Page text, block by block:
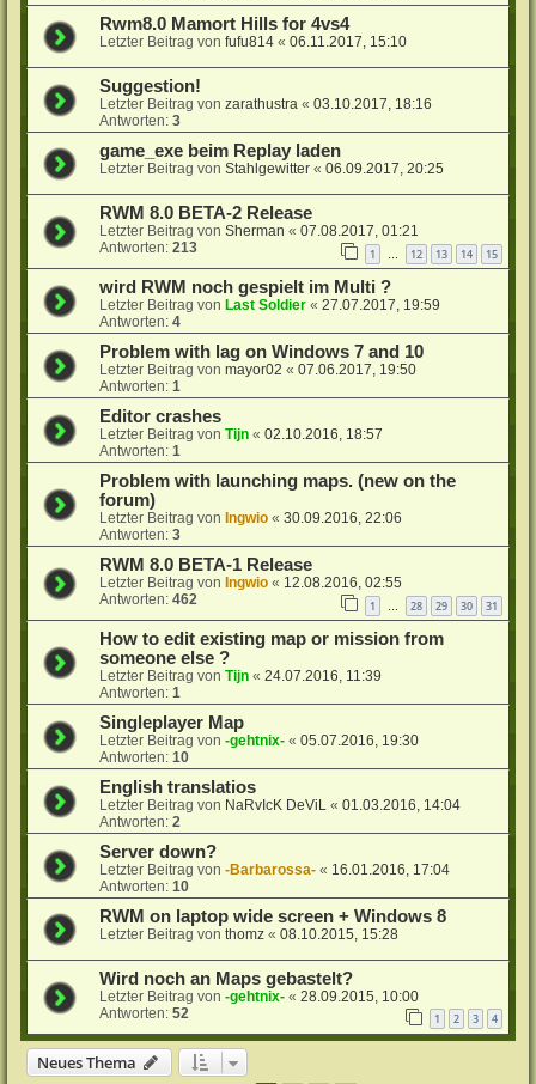
Rwm8.0 Mamort Hills for 4vs4
Letzter Beitrag vonfufu814 «06.11.2017, 15:10
Suggestion!
Letzter Beitrag vonzarathustra «03.10.2017, 18:16
Antworten:3
game_exe beim Replay laden
Letzter Beitrag vonStahlgewitter «06.09.2017, 20:25
RWM 8.0 BETA-2 Release
Letzter Beitrag vonSherman «07.08.2017, 01:21
Antworten:213 1 12 13 14 15
wird RWM noch gespielt im Multi ?
Letzter Beitrag von Last Soldier «27.07.2017, 19:59
Antworten:4
Problem with lag on Windows 7 and 10
Letzter Beitrag vonmayor02 «07.06.2017, 19:50
Antworten:1
Editor crashes
Letzter Beitrag vonTijn «02.10.2016, 18:57
Antworten:1
Problem with launching maps. (new on the
forum)
Letzter Beitrag von Ingwio «30.09.2016, 22:06
Antworten:3
RWM 8.0 BETA-1 Release
Letzter Beitrag von Ingwio « 12.08.2016, 02:55
Antworten:462 1 28 29 30 31
How to edit existing map or mission from
someone else ?
Letzter Beitrag vonTijn «24.07.2016, 11:39
Antworten:1
Singleplayer Map
Letzter Beitrag von-gehtnix- «05.07.2016, 19:30
Antworten:10
English translatios
Letzter Beitrag von NaRvIcK DeViL «01.03.2016, 14:04
Antworten:2
Server down?
Letzter Beitrag von-Barbarossa- « 16.01.2016, 17:04
Antworten:10
RWM on laptop wide screen + Windows 8
Letzter Beitrag vonthomz «08.10.2015, 15:28
Wird noch an Maps gebastelt?
Letzter Beitrag von-gehtnix- «28.09.2015, 10:00
Antworten:52 1 2 3 4
Neues Thema